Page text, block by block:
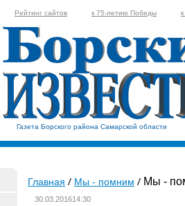
Рейтинг сайтов к 75-летию Победы
Газета Борского района Самарской области
Главная Мы - помним Мы -
30.03.201614:30